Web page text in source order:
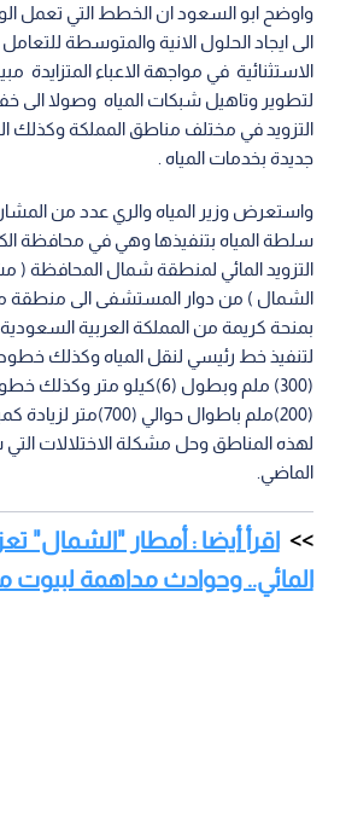
واوضح ابو السعود ان الخطط التي تعمل
الى ايجاد الحلول الانية والمتوسطة
الاستثنائية في مواجهة الاعباء المتزايدة
لتطوير وتاهيل شبكات المياه وصولا الى
التزويد في مختلف مناطق المملكة وكذلك
جديدة بخدمات المياه .
واستعرض وزير المياه والري عدد من
سلطة المياه بتنفيذها وهي في محافظة
التزويد المائي لمنطقة شمال المحافظة (
الشمال ) من دوار المستشفى الى منطقة
لتنفيذ خط رئيسي لنقل المياه وكذلك
(300) ملم وبطول (6)كيلو متر
(200)ملم باطوال حوالي
لهذه المناطق وحل مشكلة الاختلالات
الماضي.
اقرأ أيضا : أمطار "الشمال"
المائي.. وحوادث مداهمة لبيوت